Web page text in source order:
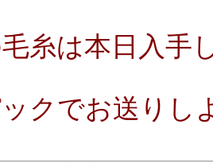
糸は本日入手
クでお送りし